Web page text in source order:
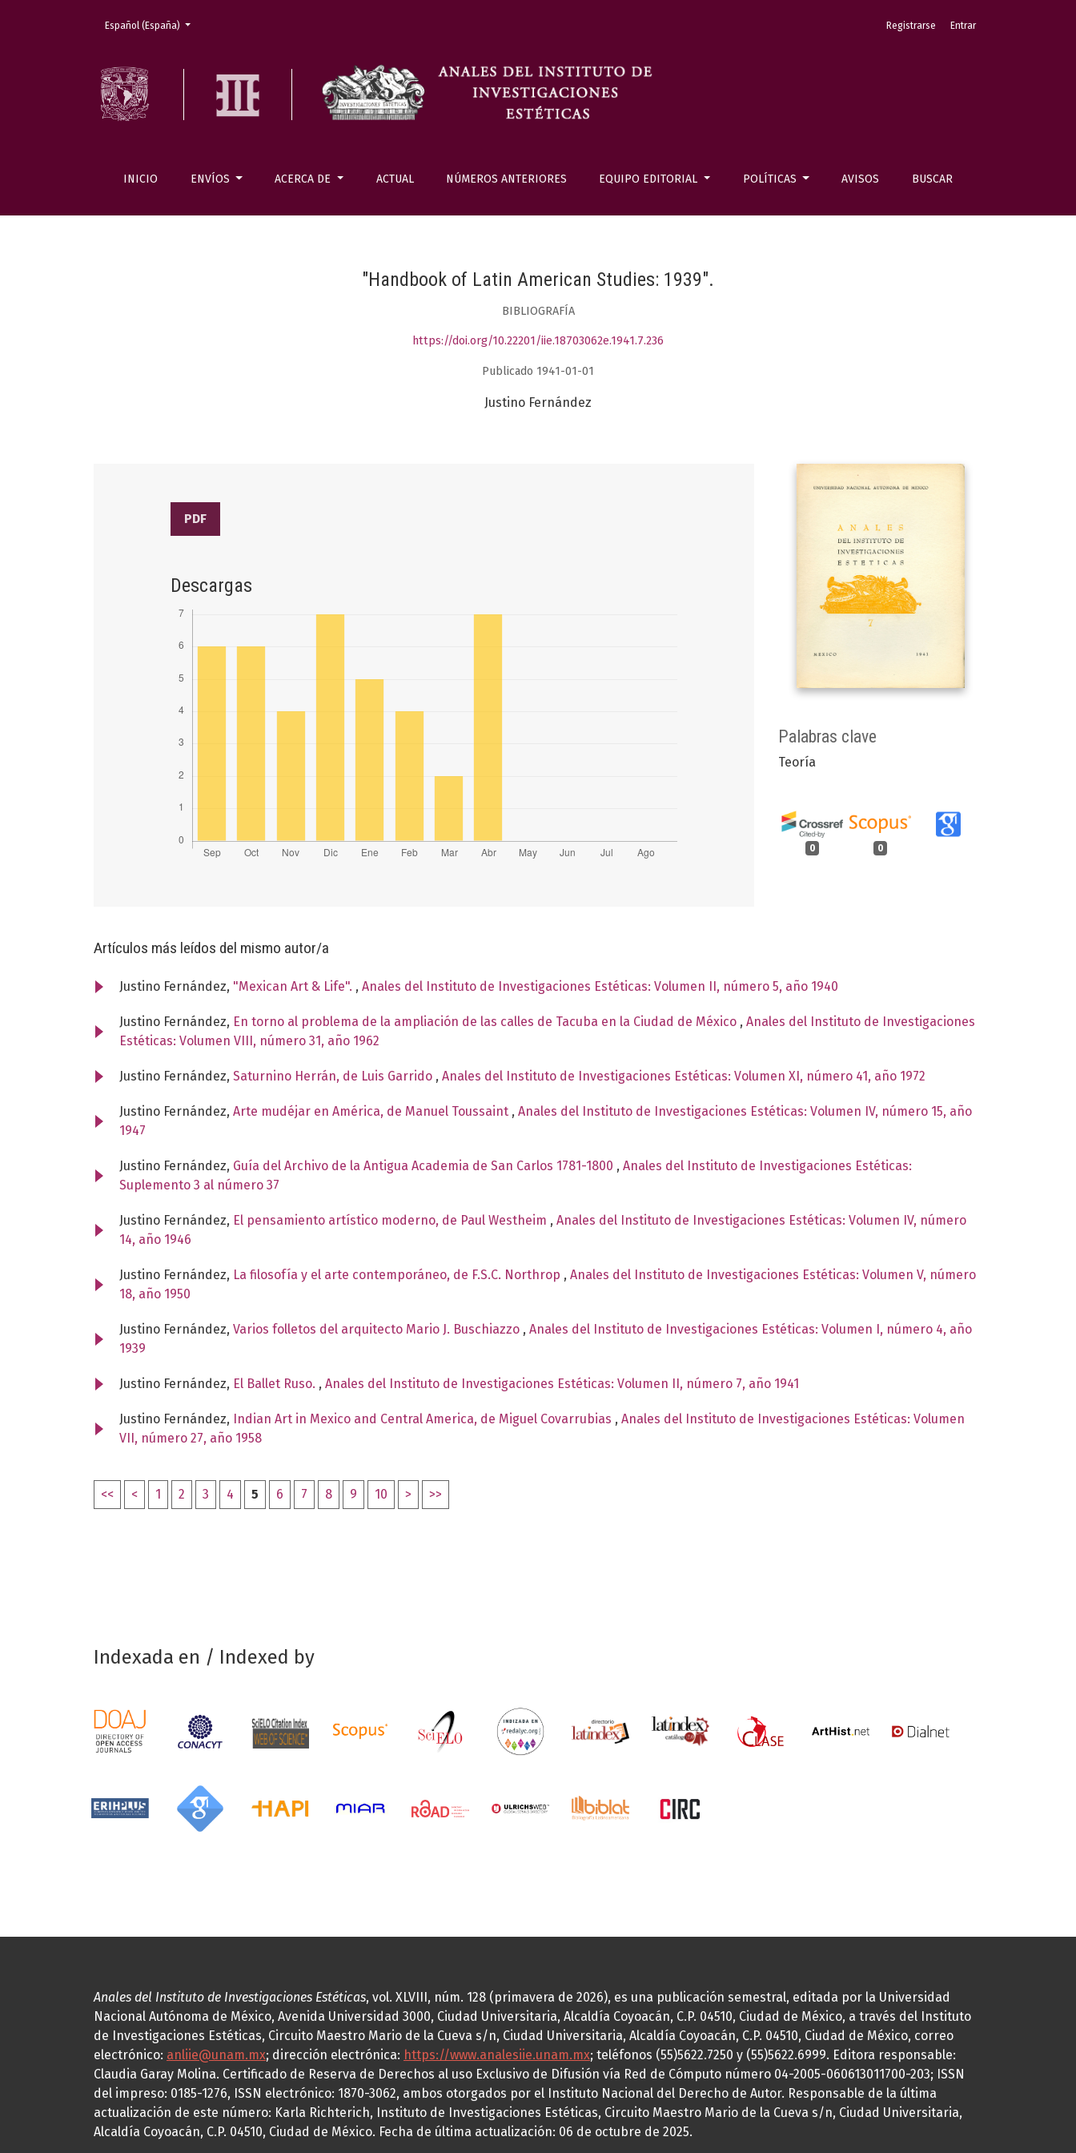
INICIO ENVÍOS ACERCA DE ACTUAL NÚMEROS ANTERIORES EQUIPO EDITORIAL POLÍTICAS AVISOS BUSCAR
Registrarse Entrar
Cambiar el idioma. El actual es:
Español (España)
"Handbook of Latin American Studies: 1939".
BIBLIOGRAFÍA
https://doi.org/10.22201/iie.18703062e.1941.7.236
Publicado 1941-01-01
Justino Fernández
Palabras clave
Teoría
0 0
PDF
Descargas
Artículos más leídos del mismo autor/a
Justino Fernández, "Mexican Art & Life". , Anales del Instituto de Investigaciones Estéticas: Volumen II, número 5, año 1940
Justino Fernández, En torno al problema de la ampliación de las calles de Tacuba en la Ciudad de México , Anales del Instituto de Investigaciones
Estéticas: Volumen VIII, número 31, año 1962
Justino Fernández, Saturnino Herrán, de Luis Garrido , Anales del Instituto de Investigaciones Estéticas: Volumen XI, número 41, año 1972
Justino Fernández, Arte mudéjar en América, de Manuel Toussaint , Anales del Instituto de Investigaciones Estéticas: Volumen IV, número 15, año
1947
Justino Fernández, Guía del Archivo de la Antigua Academia de San Carlos 1781-1800 , Anales del Instituto de Investigaciones Estéticas:
Suplemento 3 al número 37
Justino Fernández, El pensamiento artístico moderno, de Paul Westheim , Anales del Instituto de Investigaciones Estéticas: Volumen IV, número
14, año 1946
Justino Fernández, La filosofía y el arte contemporáneo, de F.S.C. Northrop , Anales del Instituto de Investigaciones Estéticas: Volumen V, número
18, año 1950
Justino Fernández, Varios folletos del arquitecto Mario J. Buschiazzo , Anales del Instituto de Investigaciones Estéticas: Volumen I, número 4, año
1939
Justino Fernández, El Ballet Ruso. , Anales del Instituto de Investigaciones Estéticas: Volumen II, número 7, año 1941
Justino Fernández, Indian Art in Mexico and Central America, de Miguel Covarrubias , Anales del Instituto de Investigaciones Estéticas: Volumen
VII, número 27, año 1958
<< < 1 2 3 4 5 6 7 8 9 10 > >>
Indexada en / Indexed by
Anales del Instituto de Investigaciones Estéticas, vol. XLVIII, núm. 128 (primavera de 2026), es una publicación semestral, editada por la Universidad
Nacional Autónoma de México, Avenida Universidad 3000, Ciudad Universitaria, Alcaldía Coyoacán, C.P. 04510, Ciudad de México, a través del Instituto
de Investigaciones Estéticas, Circuito Maestro Mario de la Cueva s/n, Ciudad Universitaria, Alcaldía Coyoacán, C.P. 04510, Ciudad de México, correo
electrónico: anliie@unam.mx; dirección electrónica: https://www.analesiie.unam.mx; teléfonos (55)5622.7250 y (55)5622.6999. Editora responsable:
Claudia Garay Molina. Certificado de Reserva de Derechos al uso Exclusivo de Difusión vía Red de Cómputo número 04-2005-060613011700-203; ISSN
del impreso: 0185-1276, ISSN electrónico: 1870-3062, ambos otorgados por el Instituto Nacional del Derecho de Autor. Responsable de la última
actualización de este número: Karla Richterich, Instituto de Investigaciones Estéticas, Circuito Maestro Mario de la Cueva s/n, Ciudad Universitaria,
Alcaldía Coyoacán, C.P. 04510, Ciudad de México. Fecha de última actualización: 06 de octubre de 2025.